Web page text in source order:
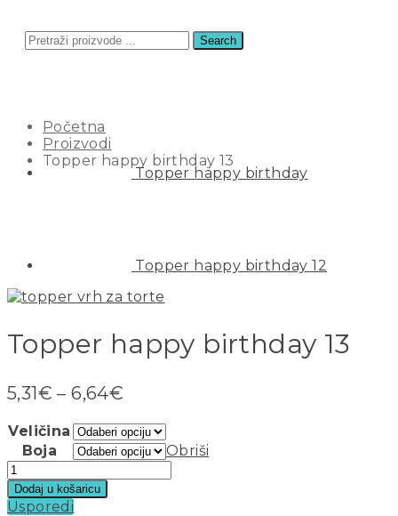
Search
Početna
Proizvodi
Topper happy birthday 13
Topper happy birthday
Topper happy birthday 12
Topper happy birthday 13
5,31€ –6,64€
Veličina
Boja
Obriši
Dodaj u košaricu
Usporedi